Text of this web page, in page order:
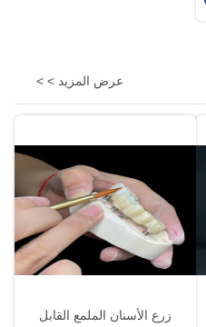
عرض المزيد > >
زرع الأسنان الملمع القابل